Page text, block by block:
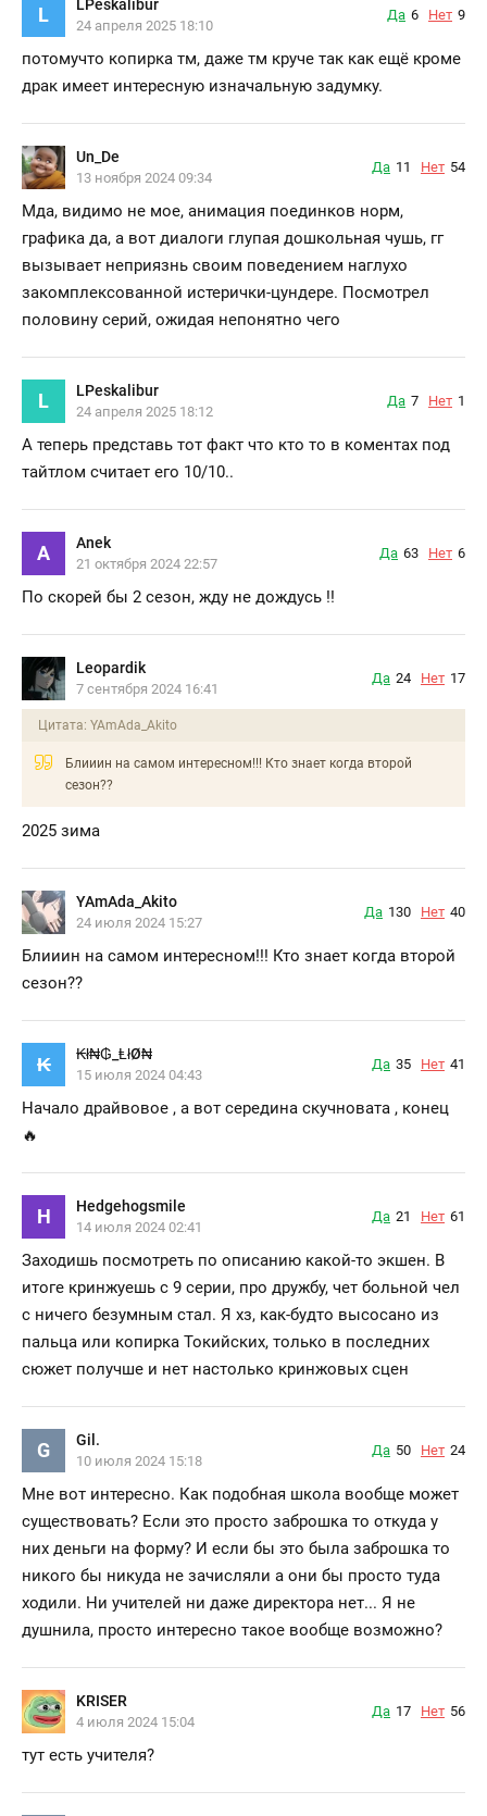
L LPeskalibur
24 апреля 2025 18:10
Да 6 Нет 9
потомучто копирка тм, даже тм круче так как ещё кроме
драк имеет интересную изначальную задумку.
Un_De
13 ноября 2024 09:34
Да 11 Нет 54
Мда, видимо не мое, анимация поединков норм,
графика да, а вот диалоги глупая дошкольная чушь, гг
вызывает неприязнь своим поведением наглухо
закомплексованной истерички-цундере. Посмотрел
половину серий, ожидая непонятно чего
L LPeskalibur
24 апреля 2025 18:12
Да 7 Нет 1
А теперь представь тот факт что кто то в коментах под
тайтлом считает его 10/10..
A Anek
21 октября 2024 22:57
Да 63 Нет 6
По скорей бы 2 сезон, жду не дождусь !!
Leopardik
7 сентября 2024 16:41
Да 24 Нет 17
Цитата: YAmAda_Akito
Блииин на самом интересном!!! Кто знает когда второй
сезон??
2025 зима
YAmAda_Akito
24 июля 2024 15:27
Да 130 Нет 40
Блииин на самом интересном!!! Кто знает когда второй
сезон??
₭ ₭ł₦₲_ⱠłØ₦
15 июля 2024 04:43
Да 35 Нет 41
Начало драйвовое , а вот середина скучновата , конец
🔥
H Hedgehogsmile
14 июля 2024 02:41
Да 21 Нет 61
Заходишь посмотреть по описанию какой-то экшен. В
итоге кринжуешь с 9 серии, про дружбу, чет больной чел
с ничего безумным стал. Я хз, как-будто высосано из
пальца или копирка Токийских, только в последних
сюжет получше и нет настолько кринжовых сцен
G Gil.
10 июля 2024 15:18
Да 50 Нет 24
Мне вот интересно. Как подобная школа вообще может
существовать? Если это просто заброшка то откуда у
них деньги на форму? И если бы это была заброшка то
никого бы никуда не зачисляли а они бы просто туда
ходили. Ни учителей ни даже директора нет... Я не
душнила, просто интересно такое вообще возможно?
KRISER
4 июля 2024 15:04
Да 17 Нет 56
тут есть учителя?